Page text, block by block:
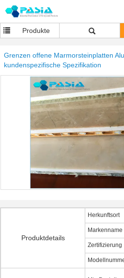
Produkte
Grenzen offene Marmorsteinplatten
kundenspezifische Spezifikation
Produktdetails
Herkunftsort
Markenname
Zertifizierung